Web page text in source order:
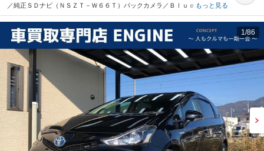
／純正ＳＤナビ（ＮＳＺＴ－Ｗ６６Ｔ）バックカメラ／Ｂｌｕｅｔ
ｏｏｔｈ／ＴＶ／ＤＶＤ／ＣＤ／ＳＤ／シートヒーター／フォグラ
ンプ／電動格納ミラー／取扱説明書／予備キー（広島県）
もっと見る
1 /86